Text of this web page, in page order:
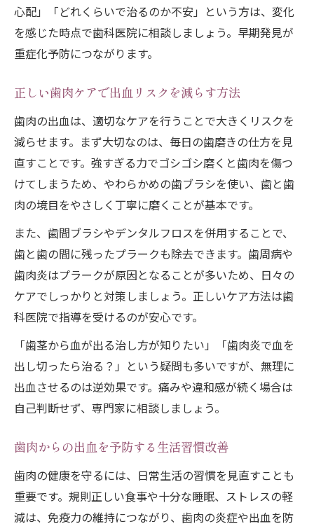
心配」「どれくらいで治るのか不安」という方は、変化
を感じた時点で歯科医院に相談しましょう。早期発見が
重症化予防につながります。
正しい歯肉ケアで出血リスクを減らす方法
歯肉の出血は、適切なケアを行うことで大きくリスクを
減らせます。まず大切なのは、毎日の歯磨きの仕方を見
直すことです。強すぎる力でゴシゴシ磨くと歯肉を傷つ
けてしまうため、やわらかめの歯ブラシを使い、歯と歯
肉の境目をやさしく丁寧に磨くことが基本です。
また、歯間ブラシやデンタルフロスを併用することで、
歯と歯の間に残ったプラークも除去できます。歯周病や
歯肉炎はプラークが原因となることが多いため、日々の
ケアでしっかりと対策しましょう。正しいケア方法は歯
科医院で指導を受けるのが安心です。
「歯茎から血が出る治し方が知りたい」「歯肉炎で血を
出し切ったら治る？」という疑問も多いですが、無理に
出血させるのは逆効果です。痛みや違和感が続く場合は
自己判断せず、専門家に相談しましょう。
歯肉からの出血を予防する生活習慣改善
歯肉の健康を守るには、日常生活の習慣を見直すことも
重要です。規則正しい食事や十分な睡眠、ストレスの軽
減は、免疫力の維持につながり、歯肉の炎症や出血を防